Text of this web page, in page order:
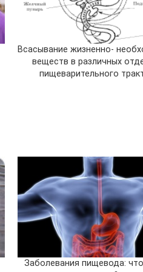
Всасывание жизненно-
веществ в различных
пищеварительного
Заболевания пищевода: